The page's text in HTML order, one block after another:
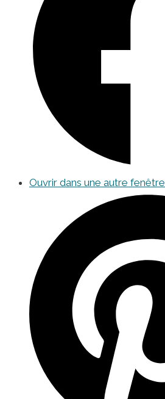
Ouvrir dans une autre fenêtre